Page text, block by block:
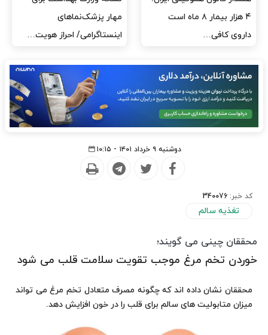
پرستاران باشند، نه عامل فشار
آزمون و خطا نیست
دوشنبه ۹ خرداد ۱۴۰۱ - ۱۰:۱۵
کد خبر: 340076
تغذیه سالم
محققان چینی می گویند؛
خوردن تخم مرغ موجب تقویت سلامت قلب می شود
محققان نشان داده اند که چگونه مصرف متعادل تخم مرغ می تواند
میزان متابولیت های سالم برای قلب را در خون افزایش دهد.